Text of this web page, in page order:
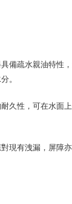
疏水親油特性
。
性，可在水面
有洩漏，屏障